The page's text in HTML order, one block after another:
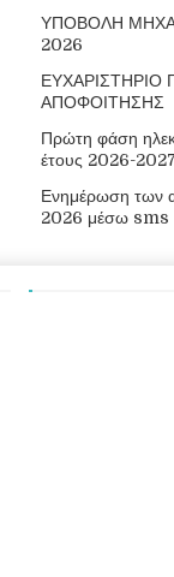
ΥΠΟΒΟΛΗ
2026
ΕΥΧΑΡΙΣΤΗΡΙΟ
ΑΠΟΦΟΙΤΗΣΗΣ
Πρώτη φάση
έτους 2026-2027
Ενημέρωση των
2026 μέσω sms